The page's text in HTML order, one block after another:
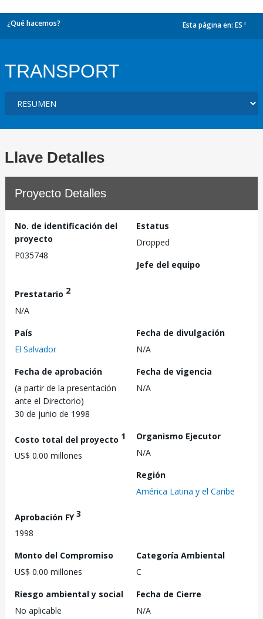
¿Qué hacemos? Esta página en: ES
TRANSPORT
Llave Detalles
Proyecto Detalles
No. de identificación del
proyecto
P035748
Estatus
Dropped
Jefe del equipo
Prestatario 2
N/A
País
El Salvador
Fecha de divulgación
N/A
Fecha de aprobación
(a partir de la presentación
ante el Directorio)
30 de junio de 1998
Fecha de vigencia
N/A
Costo total del proyecto 1
US$ 0.00 millones
Organismo Ejecutor
N/A
Región
América Latina y el Caribe
Aprobación FY3
1998
Monto del Compromiso
US$ 0.00 millones
Categoría Ambiental
C
Riesgo ambiental y social
No aplicable
Fecha de Cierre
N/A